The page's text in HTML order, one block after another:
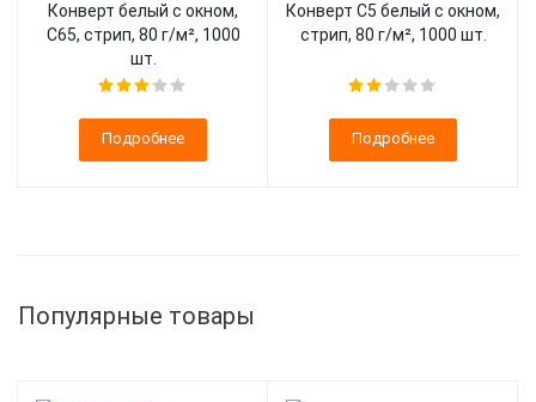
Конверт белый с окном,
С65, стрип, 80 г/м², 1000
шт.
Подробнее
Конверт С5 белый с окном,
стрип, 80 г/м², 1000 шт.
Подробнее
Популярные товары